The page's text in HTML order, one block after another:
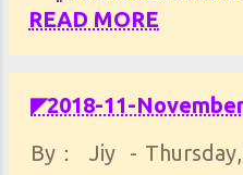
READ MORE
◤2018-11-
By：
Jiy -